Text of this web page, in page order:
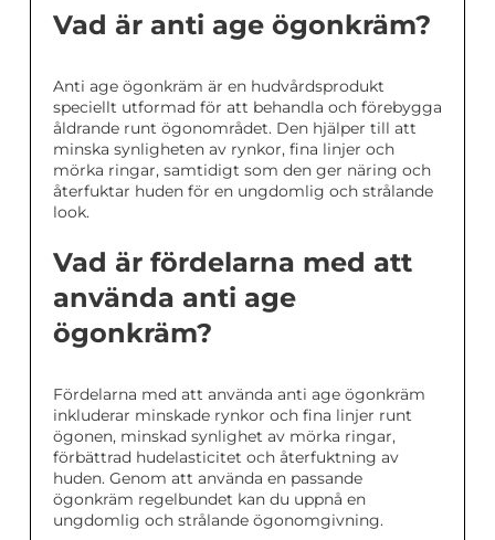
Vad är anti age ögonkräm?
Anti age ögonkräm är en hudvårdsprodukt
speciellt utformad för att behandla och förebygga
åldrande runt ögonområdet. Den hjälper till att
minska synligheten av rynkor, fina linjer och
mörka ringar, samtidigt som den ger näring och
återfuktar huden för en ungdomlig och strålande
look.
Vad är fördelarna med att
använda anti age
ögonkräm?
Fördelarna med att använda anti age ögonkräm
inkluderar minskade rynkor och fina linjer runt
ögonen, minskad synlighet av mörka ringar,
förbättrad hudelasticitet och återfuktning av
huden. Genom att använda en passande
ögonkräm regelbundet kan du uppnå en
ungdomlig och strålande ögonomgivning.